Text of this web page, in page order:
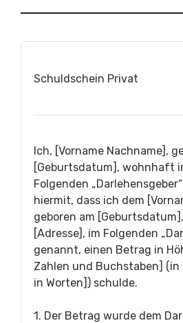
Schuldschein Privat
Ich, [Vorname Nachname],
[Geburtsdatum], wohnhaft
Folgenden
hiermit, dass ich dem
geboren am
[Adresse], im Folgenden
genannt, einen Betrag in
Zahlen und Buchstaben] (in
in Worten]) schulde.
1. Der Betrag wurde dem